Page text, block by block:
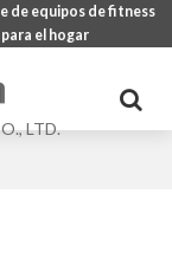
de equipos de fitness
para el hogar
LTD.